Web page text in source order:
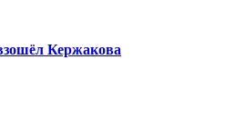
Кержакова